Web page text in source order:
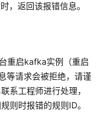
，返回该报错信息。
重启kafka实例（重启
等请求会被拒绝，请谨
联系工程师进行处理，
则时报错的规则ID。